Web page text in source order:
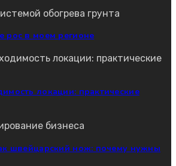
рос в моем регионе
локации: практические
швейцарский нож: почему нужны